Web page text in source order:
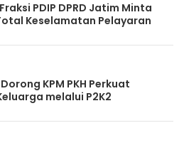
PDIP DPRD Jatim Minta
Keselamatan Pelayaran
KPM PKH Perkuat
melalui P2K2